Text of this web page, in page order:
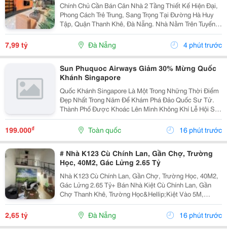
Chính Chủ Cần Bán Căn Nhà 2 Tầng Thiết Kế Hiện Đại,
Phong Cách Trẻ Trung, Sang Trọng Tại Đường Hà Huy
Tập, Quận Thanh Khê, Đà Nẵng. Nhà Nằm Trên Tuyến
Đường Quy Hoạch 5M, Lề 3M, Khu Dân Cư Văn Minh,
An Ninh, Thuận Tiện An Cư Và Đầu Tư. Thông Tin Nổi...
7,99 tỷ Đà Nẵng 4 phút trước
Sun Phuquoc Airways Giảm 30% Mừng Quốc
Khánh Singapore
Quốc Khánh Singapore Là Một Trong Những Thời Điểm
Đẹp Nhất Trong Năm Để Khám Phá Đảo Quốc Sư Tử.
Thành Phố Được Khoác Lên Mình Không Khí Lễ Hội Sôi
Động Với Hàng Loạt Sự Kiện Đặc Sắc, Những Màn
Trình Diễn Ánh Sáng Ấn Tượng Và Màn Pháo Hoa Rực
Rỡ Trên...
199.000₫ Toàn quốc 16 phút trước
# Nhà K123 Cù Chính Lan, Gần Chợ, Trường
Học, 40M2, Gác Lửng 2.65 Tỷ
Nhà K123 Cù Chính Lan, Gần Chợ, Trường Học, 40M2,
Gác Lửng 2.65 Tỷ+ Bán Nhà Kiệt Cù Chính Lan, Gần
Chợ Thanh Khê, Trường Học&Hellip;Kiệt Vào 5M,
Trước Nhà 2.5M, Dễ Đi, Gần Kiệt Ô Tô.+ Dt 39M2,
Ngang 4M, Gác Lửng Sẽ, 2Pn 2Wc+ Giá Bán 2.65 Tỷalo
2,65 tỷ Đà Nẵng 16 phút trước